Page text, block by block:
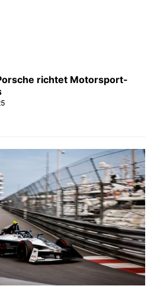
richtet Motorsport-